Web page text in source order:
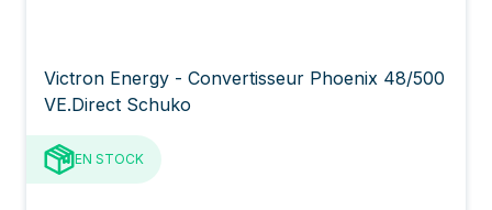
Victron Energy - Convertisseur Phoenix 48/500
VE.Direct Schuko
EN STOCK